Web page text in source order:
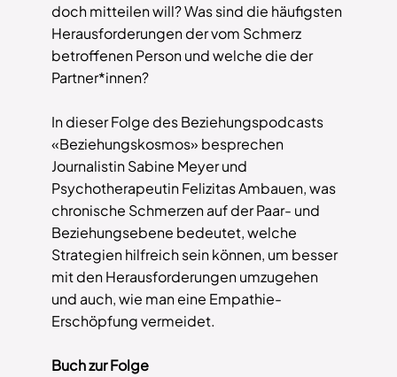
doch mitteilen will? Was sind die häufigsten
Herausforderungen der vom Schmerz
betroffenen Person und welche die der
Partner*innen?
In dieser Folge des Beziehungspodcasts
«Beziehungskosmos» besprechen
Journalistin Sabine Meyer und
Psychotherapeutin Felizitas Ambauen, was
chronische Schmerzen auf der Paar- und
Beziehungsebene bedeutet, welche
Strategien hilfreich sein können, um besser
mit den Herausforderungen umzugehen
und auch, wie man eine Empathie-
Erschöpfung vermeidet.
Buch zur Folge